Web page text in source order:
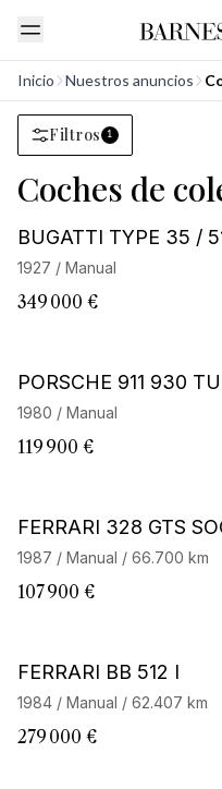
Inicio Nuestros anuncios
Filtros 1
Coches de
Barnes Exclusive
BUGATTI TYPE 35 /
H"
1927 / Manual
349 000 €
Barnes Exclusive PORSCHE
1980 / Manual
119 900 €
Barnes Exclusive
FERRARI 328 GTS
1987 / Manual / 66.700 km
107 900 €
Barnes Exclusive
FERRARI BB 512 I
1984 / Manual / 62.407 km
279 000 €